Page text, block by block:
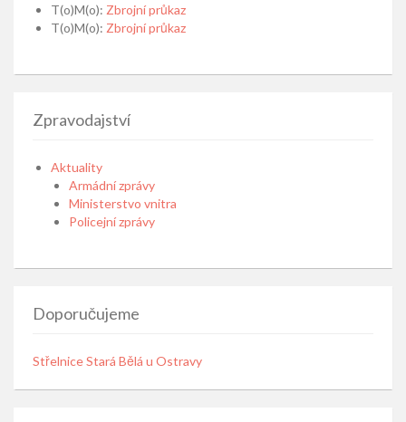
T(o)M(o): Zbrojní průkaz
T(o)M(o): Zbrojní průkaz
Zpravodajství
Aktuality
Armádní zprávy
Ministerstvo vnitra
Policejní zprávy
Doporučujeme
Střelnice Stará Bělá u Ostravy